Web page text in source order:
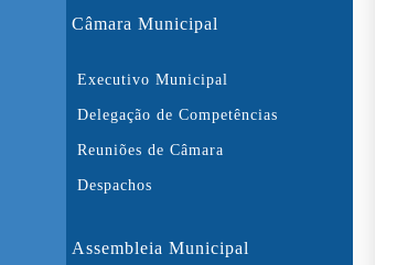
Câmara Municipal
Executivo Municipal
Delegação de Competências
Reuniões de Câmara
Despachos
Assembleia Municipal